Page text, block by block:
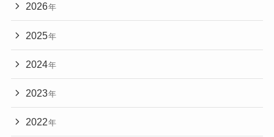
2026年
2025年
2024年
2023年
2022年